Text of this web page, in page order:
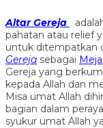
Altar Gereja
pahatan atau relief
untuk ditempatkan
Gereja sebagai
Gereja yang
kepada Allah dan
Misa umat Allah
bagian dalam
syukur umat Allah